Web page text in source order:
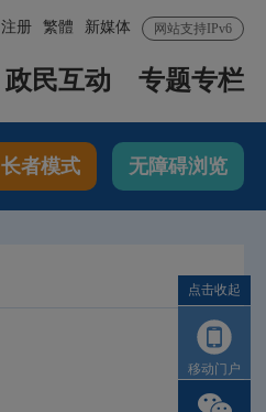
网站支持IPv6
新媒体
繁體
注册
政民互动 专题专栏
长者模式 无障碍浏览
点击收起
移动门户